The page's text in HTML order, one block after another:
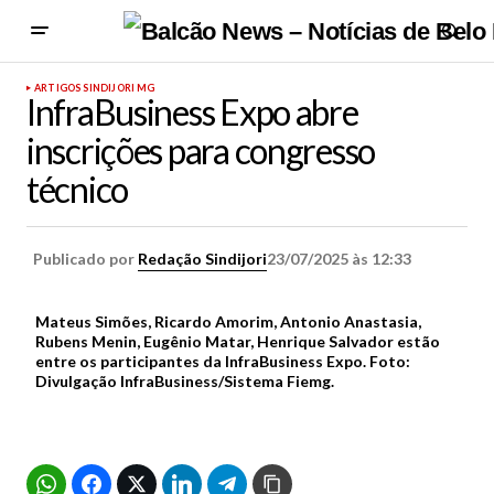
ARTIGOS SINDIJORI MG
InfraBusiness Expo abre
inscrições para congresso
técnico
Publicado por Redação Sindijori23/07/2025 às 12:33
Mateus Simões, Ricardo Amorim, Antonio Anastasia,
Rubens Menin, Eugênio Matar, Henrique Salvador estão
entre os participantes da InfraBusiness Expo. Foto:
Divulgação InfraBusiness/Sistema Fiemg.